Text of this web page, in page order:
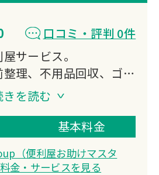
口コミ・評判 0件
サービス。
理、不用品回収、ゴミ
草刈り、引っ越し、DIY
即日対応可能。
、月間お問い合わせ数
績。
きを読む
基本料金
（便利屋お助けマスタ
金・サービスを見る